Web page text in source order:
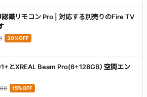
識リモコン Pro | 対応する別売りのFire TV
30%OFF
とXREAL Beam Pro(6+128GB) 空間エン
15%OFF